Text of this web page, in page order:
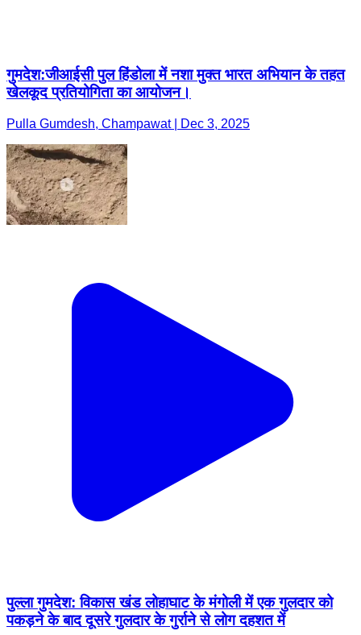
गुमदेश:जीआईसी पुल हिंडोला में नशा मुक्त भारत अभियान के तहत
खेलकूद प्रतियोगिता का आयोजन।
Pulla Gumdesh, Champawat | Dec 3, 2025
पुल्ला गुमदेश: विकास खंड लोहाघाट के मंगोली में एक गुलदार को
पकड़ने के बाद दूसरे गुलदार के गुर्राने से लोग दहशत में